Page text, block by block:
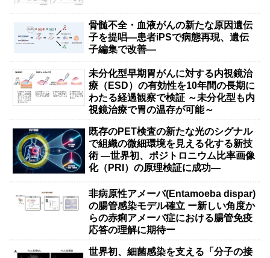
骨髄不全・血液がんの新たな原因遺伝
子を提唱―患者iPSで病態再現、遺伝
子編集で改善―
未分化型早期胃がんに対する内視鏡治
療（ESD）の有効性を10年間の長期に
わたる経過観察で検証 ～未分化型も内
視鏡治療で胃の温存が可能～
既存のPET検査の新たな光のシグナル
で組織の微細環境を見える化する新技
術 ―世界初、ポジトロニウム比率画像
化（PRI）の原理検証に成功―
非病原性アメーバ(Entamoeba dispar)
の腸管感染モデル確立 ー新しい角度か
らの赤痢アメーバ症における腸管免疫
応答の理解に期待ー
世界初、細菌感染を支える「分子の接